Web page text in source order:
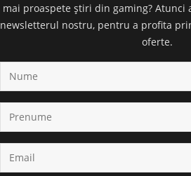
mai proaspete știri din gaming? Atunci
newsletterul nostru, pentru a profita
oferte.